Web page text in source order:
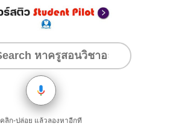
คลิก-ปล่อย แล้วลองหาอีกที